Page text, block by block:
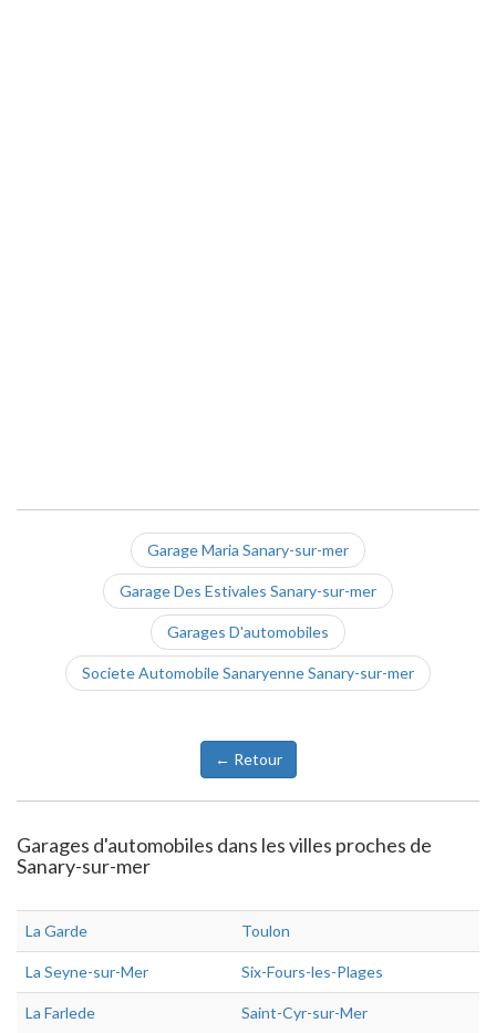
Garage Maria Sanary-sur-mer
Garage Des Estivales Sanary-sur-mer
Garages D'automobiles
Societe Automobile Sanaryenne Sanary-sur-mer
← Retour
Garages d'automobiles dans les villes proches de
Sanary-sur-mer
La Garde Toulon
La Seyne-sur-Mer Six-Fours-les-Plages
La Farlede Saint-Cyr-sur-Mer